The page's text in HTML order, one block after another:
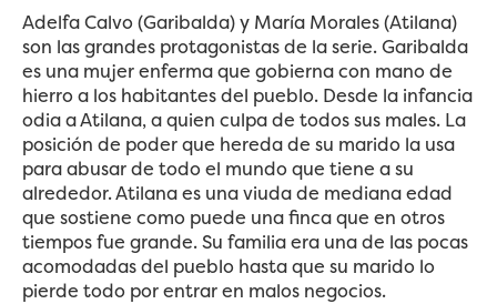
Adelfa Calvo (Garibalda) y María Morales (Atilana)
son las grandes protagonistas de la serie. Garibalda
es una mujer enferma que gobierna con mano de
hierro a los habitantes del pueblo. Desde la infancia
odia a Atilana, a quien culpa de todos sus males. La
posición de poder que hereda de su marido la usa
para abusar de todo el mundo que tiene a su
alrededor. Atilana es una viuda de mediana edad
que sostiene como puede una finca que en otros
tiempos fue grande. Su familia era una de las pocas
acomodadas del pueblo hasta que su marido lo
pierde todo por entrar en malos negocios.